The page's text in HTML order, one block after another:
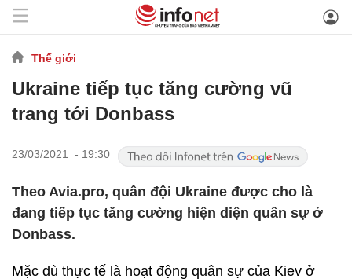
Thế giới
Ukraine tiếp tục tăng cường vũ
trang tới Donbass
23/03/2021 - 19:30
Theo Avia.pro, quân đội Ukraine được cho là
đang tiếp tục tăng cường hiện diện quân sự ở
Donbass.
Mặc dù thực tế là hoạt động quân sự của Kiev ở